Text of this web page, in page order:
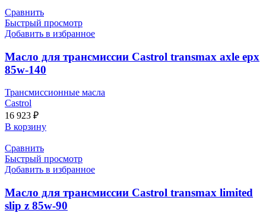
Сравнить
Быстрый просмотр
Добавить в избранное
Масло для трансмиссии Castrol transmax axle epx
85w-140
Трансмиссионные масла
Castrol
16 923 ₽
В корзину
Сравнить
Быстрый просмотр
Добавить в избранное
Масло для трансмиссии Castrol transmax limited
slip z 85w-90